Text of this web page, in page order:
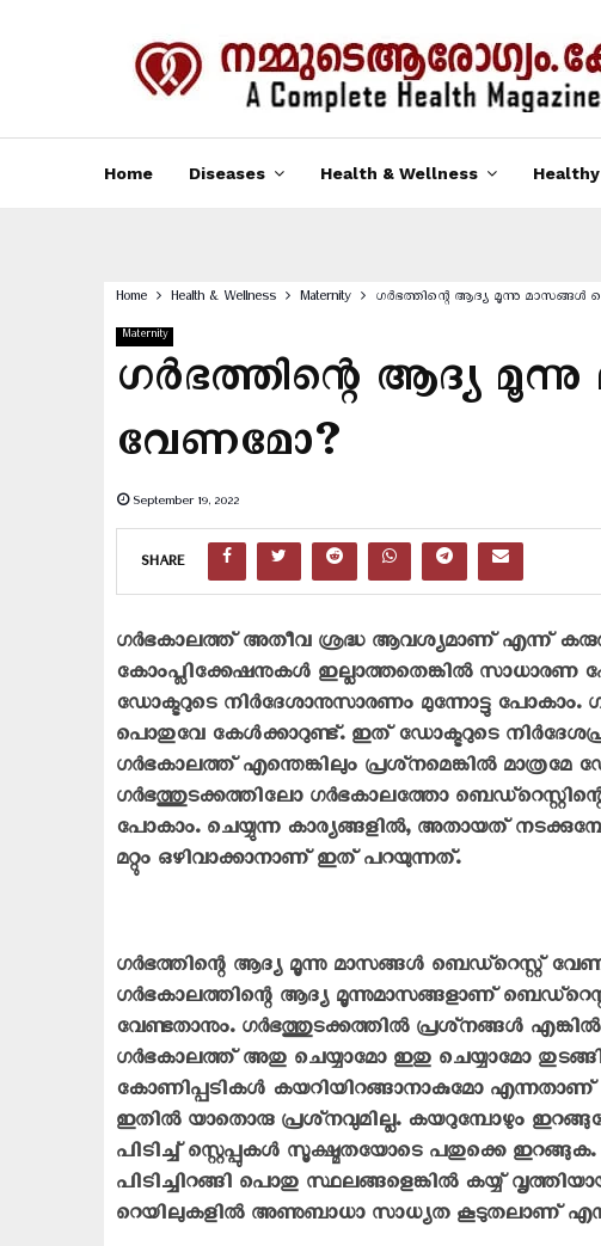
Home Diseases Health & Wellness
Home Health & Wellness Maternity ഗര്‍ഭത്തിന്റെ ആദ്യ മൂന്നു
Maternity
ഗര്‍ഭത്തിന്റെ ആദ്യ
വേണമോ?
September 19, 2022
SHARE
ഗര്‍ഭകാലത്ത് അതീവ ശ്രദ്ധ ആവശ്യമാണ് എന്ന് കരുതി
കോംപ്ലിക്കേഷനുകള്‍ ഇല്ലാത്തതെങ്കില്‍ സാധാരണ
ഡോക്ടറുടെ നിര്‍ദേശാനുസാരണം മുന്നോട്ടു
പൊതുവേ കേള്‍ക്കാറുണ്ട്. ഇത് ഡോക്ടറുടെ
ഗര്‍ഭകാലത്ത് എന്തെങ്കിലും പ്രശ്‌നമെങ്കില്‍ മാത്രമേ
ഗര്‍ഭത്തുടക്കത്തിലോ ഗര്‍ഭകാലത്തോ
പോകാം. ചെയ്യുന്ന കാര്യങ്ങളില്‍, അതായത്
മറ്റും ഒഴിവാക്കാനാണ് ഇത് പറയുന്നത്.
ഗര്‍ഭത്തിന്റെ ആദ്യ മൂന്നു മാസങ്ങള്‍ ബെഡ്‌റെസ്റ്റ്
ഗര്‍ഭകാലത്തിന്റെ ആദ്യ മൂന്നുമാസങ്ങളാണ്
വേണ്ടതാനും. ഗര്‍ഭത്തുടക്കത്തില്‍ പ്രശ്‌നങ്ങള്‍
ഗര്‍ഭകാലത്ത് അതു ചെയ്യാമോ ഇതു ചെയ്യാമോ
കോണിപ്പടികള്‍ കയറിയിറങ്ങാനാകുമോ എന്നതാണ്
ഇതില്‍ യാതൊരു പ്രശ്‌നവുമില്ല. കയറുമ്പോഴും
പിടിച്ച് സ്റ്റെപ്പുകള്‍ സൂക്ഷ്മതയോടെ പതുക്കെ
പിടിച്ചിറങ്ങി പൊതു സ്ഥലങ്ങളെങ്കില്‍ കയ്യ്
റെയിലുകളില്‍ അണുബാധാ സാധ്യത കൂടുതലാണ്